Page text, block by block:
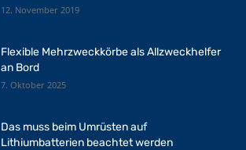
12. November 2019
Flexible Mehrzweckkörbe als Allzweckhelfer
an Bord
7. Oktober 2025
Das muss beim Umrüsten auf
Lithiumbatterien beachtet werden